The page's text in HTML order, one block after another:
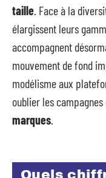
taille. Face à la
élargissent leurs
accompagnent
mouvement de fond
modélisme aux
oublier les
marques.
Quels